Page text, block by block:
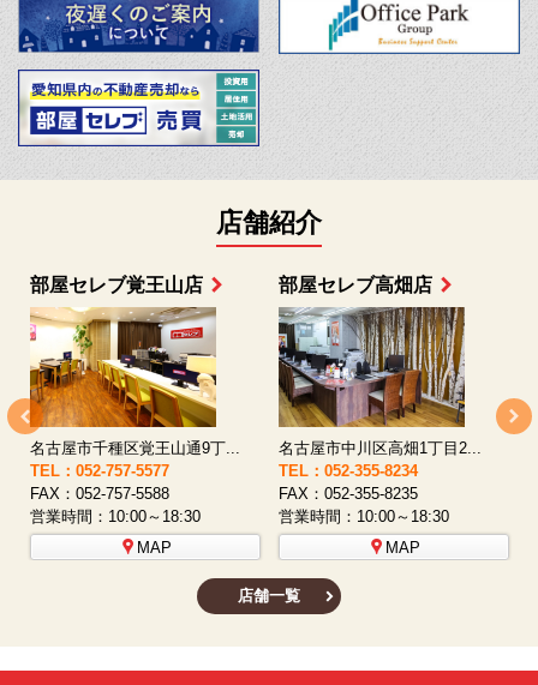
店舗紹介
部屋セレブ上小田井店
名古屋市西区八筋町277 ...
TEL：052-508-5933
FAX：052-508-5930
営業時間：10:00～18:30
MAP
部屋セレブ中村店
名古屋市中村区太閤通9-1...
TEL：052-481-0853
FAX：052-481-3587
営業時間：10:00～18:30
MAP
店舗一覧